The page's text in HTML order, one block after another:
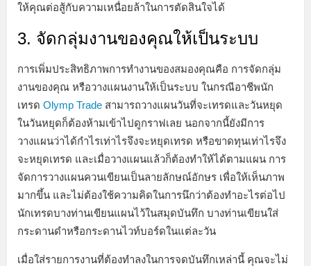
ให้คุณต่อสู้กับความเหนื่อยล้าในการตัดสินใจได้
3. จัดกลุ่มงานของคุณให้เป็นระบบ
การเพิ่มประสิทธิภาพการทำงานของสมองคุณคือ การจัดกลุ่ม
งานของคุณ หรือวางแผนงานให้เป็นระบบ ในกรณีอาชีพนัก
เทรด Olymp Trade สามารถวางแผนวันที่จะเทรดและวันหยุด
ในวันหยุดก็ต้องห้ามเข้าไปดูกราฟเลย นอกจากนี้ยังมีการ
วางแผนว่าได้กำไรเท่าไรจึงจะหยุดเทรด หรือขาดทุนเท่าไรจึง
จะหยุดเทรด และเมื่อวางแผนแล้วก็ต้องทำให้ได้ตามแผน การ
จัดการวางแผนควนเขียนเป็นลายลักษณ์อักษร เพื่อให้เห็นภาพ
มากขึ้น และไม่ต้องใช้ความคิดในการนึกว่าต้องทำอะไรต่อไป
นักเทรดบางท่านเขียนแผนไว้ในสมุดบันทึก บางท่านเขียนใส่
กระดานดำหรือกระดานไวท์บอร์ดในแต่ละวัน
เมื่อใส่รายการงานที่ต้องทำลงในการจดบันทึกเหล่านี้ คุณจะไม่